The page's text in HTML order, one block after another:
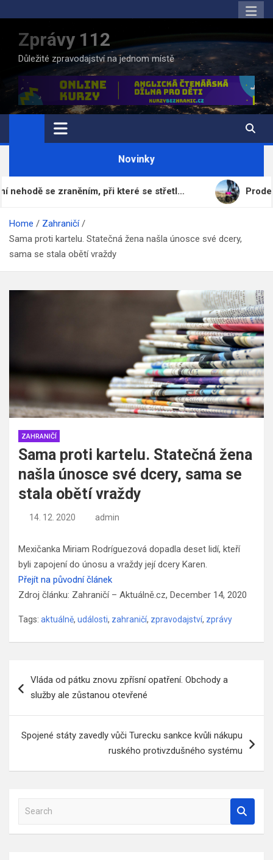
to
contentZprávy 112
Důležité zpravodajství na jednom místě
Novinky
se zraněním, při které se střetl… Prodej
Home
Zahraničí
Sama proti kartelu. Statečná žena našla únosce své dcery,
sama se stala obětí vraždy
ZAHRANIČÍ
Sama proti kartelu. Statečná žena
našla únosce své dcery, sama se
stala obětí vraždy
14. 12. 2020 admin
Mexičanka Miriam Rodríguezová dopadla deset lidí, kteří
byli zapojení do únosu a vraždy její dcery Karen.
Přejít na původní článek
Zdroj článku: Zahraničí – Aktuálně.cz, December 14, 2020
Tags: aktuálně, události, zahraničí, zpravodajství, zprávy
proVláda od pátku znovu zpřísní opatření. Obchody a
služby ale zůstanou otevřené
Spojené státy zavedly vůči Turecku sankce kvůli nákupu
ruského protivzdušného systému
a